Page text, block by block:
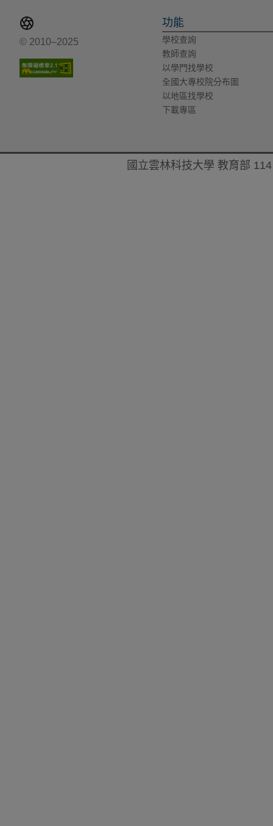
© 2010–2025
功能
學校查詢
教師查詢
以學門找學校
全國大專校院分布圖
以地區找學校
下載專區
國立雲林科技大學 教育部